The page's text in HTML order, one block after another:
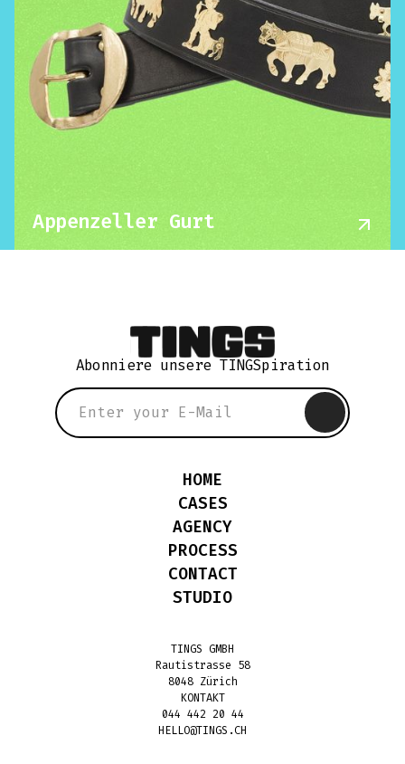
Appenzeller Gurt
Abonniere unsere TINGSpiration
HOME
CASES
AGENCY
PROCESS
CONTACT
STUDIO
TINGS GMBH
Rautistrasse 58
8048 Zürich
KONTAKT
044 442 20 44
HELLO@TINGS.CH